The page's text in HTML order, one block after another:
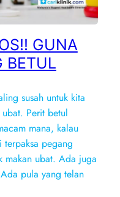
GUNA
BETUL
susah untuk kita
Perit betul
mana, kalau
pegang
makan ubat. Ada juga
pula yang telan